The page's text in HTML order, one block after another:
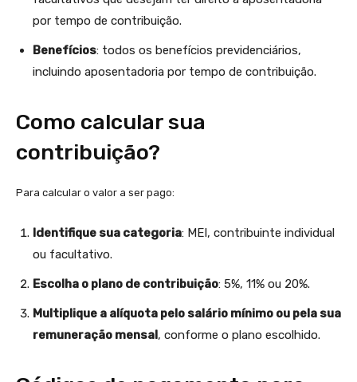
por tempo de contribuição.
Benefícios: todos os benefícios previdenciários,
incluindo aposentadoria por tempo de contribuição.
Como calcular sua
contribuição?
Para calcular o valor a ser pago:
Identifique sua categoria: MEI, contribuinte individual
ou facultativo.
Escolha o plano de contribuição: 5%, 11% ou 20%.
Multiplique a alíquota pelo salário mínimo ou pela sua
remuneração mensal, conforme o plano escolhido.